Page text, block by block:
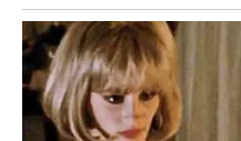
Mnoge Ribe će imati
najsretnijih razdoblja ove
Poruka zvijezda